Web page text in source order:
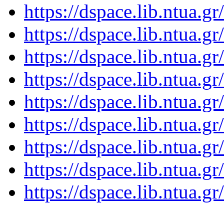
https://
https://
https://
https://
https://
https://
https://
https://
https://